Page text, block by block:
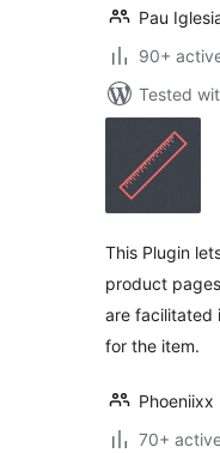
Pau
90+
Tested
This Plugin
product
are facilitated
for the item.
Phoeniixx
70+